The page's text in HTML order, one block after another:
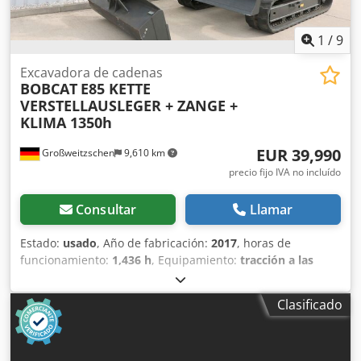
1 /9
Großweitzschen 9,610 km
Excavadora de cadenas
BOBCAT E85 KETTE
VERSTELLAUSLEGER + ZANGE +
KLIMA 1350h
EUR 39,990
precio fijo IVA no incluído
Consultar Llamar
Estado: usado, Año de fabricación: 2017, horas de
funcionamiento: 1,436 h, Equipamiento: tracción a las
, Ofrecemos una máquina E85 poco común,
no procedente de una empresa de construcción pequeña,
con aire acondicionado. * BRAZO EXTENDIBLE con
PINZA/DEDO * Pala hidráulica para excavación, disponible
como opción, en stock con un precio adicional justo. *
Clasificado